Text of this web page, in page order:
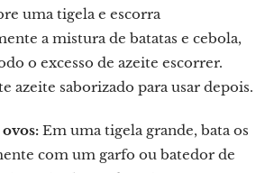
uma tigela e escorra
a mistura de batatas e cebola,
o excesso de azeite escorrer.
azeite saborizado para usar depois.
Em uma tigela grande, bata os
com um garfo ou batedor de